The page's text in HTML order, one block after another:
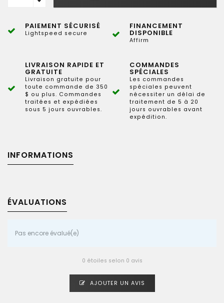
PAIEMENT SÉCURISÉ
Lightspeed secure
FINANCEMENT
DISPONIBLE
Affirm
LIVRAISON RAPIDE ET
GRATUITE
Livraison gratuite pour
toute commande de 350
$ ou plus. Commandes
traitées et expédiées
sous 5 jours ouvrables.
COMMANDES
SPÉCIALES
Les commandes
spéciales peuvent
nécessiter un délai de
traitement de 5 à 20
jours ouvrables avant
expédition.
INFORMATIONS
ÉVALUATIONS
Pas encore évalué(e)
0 étoiles selon 0 avis
AJOUTER UN AVIS